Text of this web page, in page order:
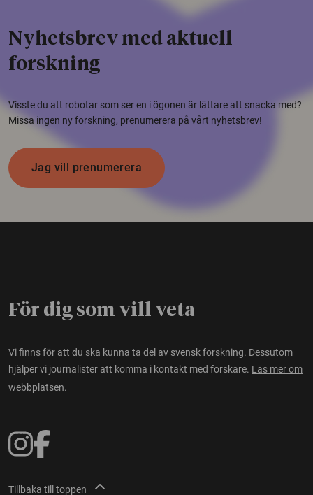
Nyhetsbrev med aktuell
forskning
Visste du att robotar som ser en i ögonen är lättare att snacka med?
Missa ingen ny forskning, prenumerera på vårt nyhetsbrev!
Jag vill prenumerera
För dig som vill veta
Vi finns för att du ska kunna ta del av svensk forskning. Dessutom
hjälper vi journalister att komma i kontakt med forskare. Läs mer om
webbplatsen.
Tillbaka till toppen